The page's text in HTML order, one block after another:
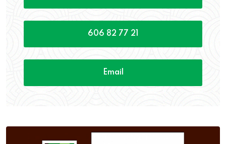
606 82 77 21
Email